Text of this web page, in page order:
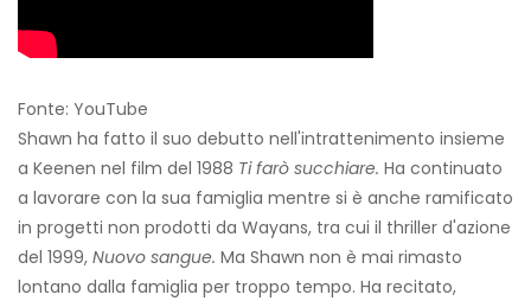
Fonte: YouTube
Shawn ha fatto il suo debutto nell'intrattenimento insieme
a Keenen nel film del 1988 Ti farò succhiare. Ha continuato
a lavorare con la sua famiglia mentre si è anche ramificato
in progetti non prodotti da Wayans, tra cui il thriller d'azione
del 1999, Nuovo sangue. Ma Shawn non è mai rimasto
lontano dalla famiglia per troppo tempo. Ha recitato,